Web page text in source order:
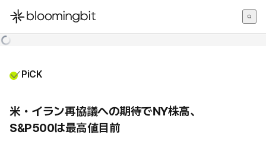
한국어
PiCK
米・イラン再協議への期待でNY株高、
S&P500は最高値目前